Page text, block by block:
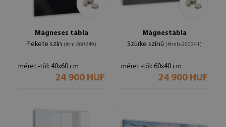
Mágneses tábla
Fekete szín (#tm-260249)
méret -tól: 40x60 cm
24 900 HUF
Mágnestábla
Szürke színű (#tmh-260241)
méret -tól: 60x40 cm
24 900 HUF